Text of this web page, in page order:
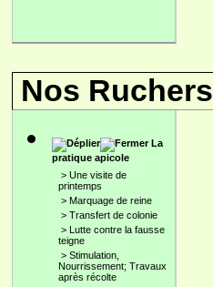
Nos Ruchers
La
pratique apicole
> Une visite de
printemps
> Marquage de reine
> Transfert de colonie
> Lutte contre la fausse
teigne
> Stimulation,
Nourrissement; Travaux
après récolte